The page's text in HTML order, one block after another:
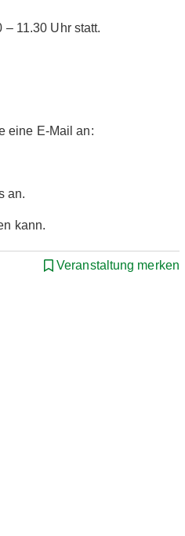
11.30 Uhr statt.
eine E-Mail an:
an.
kann.
Veranstaltung merken